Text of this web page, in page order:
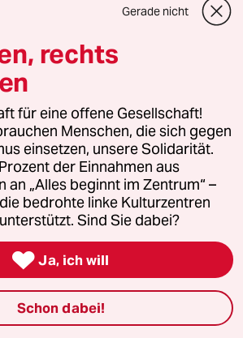
wetten, wenn es 3:1 für
die sogenannte brasilianische
(was ist das eigentlich? Haben
sowas, eine Seele?) genauso
hätte es dann doch ein
müssen, um den Gegner
zu kränken.
höflich wäre es gewesen,
gleich zu verlieren, nur so aus
dem Gastgeber gegenüber.
zählt der Titel schon in
Land hier? Wir haben doch
alles.
war Italien eigentlich 2006 so
einfach auszunutzen, dass sie
waren als wir, nur um zu
Das fand ich auch echt
Gerade nicht
rechts
für eine offene Gesellschaft!
Menschen, die sich gegen
einsetzen, unsere Solidarität.
der Einnahmen aus
an „Alles beginnt im Zentrum“ –
bedrohte linke Kulturzentren
Sind Sie dabei?
 Ja, ich will
Schon dabei!